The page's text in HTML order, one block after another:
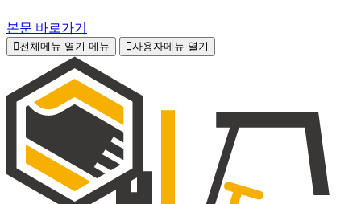
본문 바로가기
전체메뉴 열기 메뉴 사용자메뉴 열기